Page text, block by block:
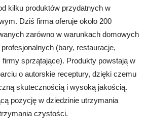
kilku produktów przydatnych w
Dziś firma oferuje około 200
zarówno w warunkach domowych
(bary, restauracje,
firmy sprzątające). Produkty powstają w
o autorskie receptury, dzięki czemu
skutecznością i wysoką jakością.
pozycję w dziedzinie utrzymania
czystości.